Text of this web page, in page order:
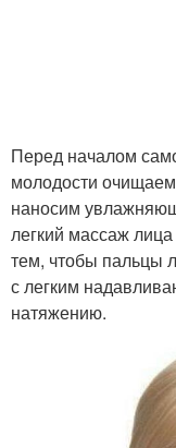
Перед началом
молодости
наносим
легкий массаж
тем, чтобы пальцы
с легким
натяжению.